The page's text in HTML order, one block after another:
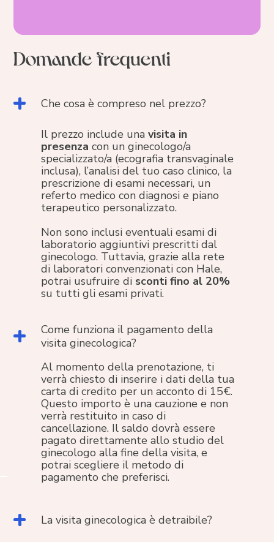
Domande frequenti
Che cosa è compreso nel prezzo?
Il prezzo include unavisita in
presenza con un ginecologo/a
specializzato/a (ecografia transvaginale
inclusa), l’analisi del tuo caso clinico, la
prescrizione di esami necessari, un
referto medico con diagnosi e piano
terapeutico personalizzato.
Non sono inclusi eventuali esami di
laboratorio aggiuntivi prescritti dal
ginecologo. Tuttavia, grazie alla rete
di laboratori convenzionati con Hale,
potrai usufruire di sconti fino al 20%
su tutti gli esami privati.
Come funziona il pagamento della
visita ginecologica?
Al momento della prenotazione, ti
verrà chiesto di inserire i dati della tua
carta di credito per un acconto di 15€.
Questo importo è una cauzione e non
verrà restituito in caso di
cancellazione. Il saldo dovrà essere
pagato direttamente allo studio del
ginecologo alla fine della visita, e
potrai scegliere il metodo di
pagamento che preferisci.
La visita ginecologica è detraibile?